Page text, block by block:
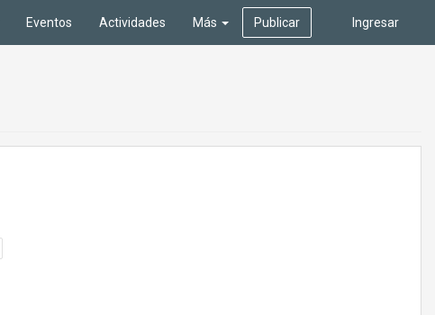
Ingresar
Eventos Actividades Más Publicar